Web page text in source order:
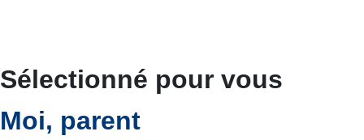
Sélectionné pour vous
Moi, parent